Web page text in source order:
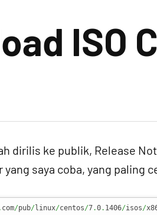
ISO
dirilis ke publik, Release
saya coba, yang paling
com/pub/linux/centos/7.0. 1406/isos/